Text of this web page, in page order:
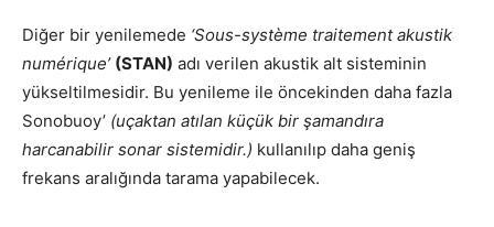
Diğer bir yenilemede ‘Sous-système traitement akustik
numérique’ (STAN) adı verilen akustik alt sisteminin
yükseltilmesidir. Bu yenileme ile öncekinden daha fazla
Sonobuoy’ (uçaktan atılan küçük bir şamandıra
harcanabilir sonar sistemidir.) kullanılıp daha geniş
frekans aralığında tarama yapabilecek.